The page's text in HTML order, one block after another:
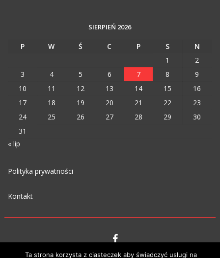
SIERPIEŃ 2026
P W Ś C P S
N
1
2
3
4 5 6 7 8
9
10
11 12 13 14 15
16
17
18 19 20 21 22
23
24
25 26 27 28 29
30
31
« lip
Polityka prywatności
Kontakt
Ta strona korzysta z ciasteczek aby świadczyć usługi na